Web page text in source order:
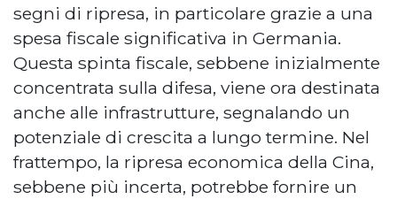
segni di ripresa, in particolare grazie a una
spesa fiscale significativa in Germania.
Questa spinta fiscale, sebbene inizialmente
concentrata sulla difesa, viene ora destinata
anche alle infrastrutture, segnalando un
potenziale di crescita a lungo termine. Nel
frattempo, la ripresa economica della Cina,
sebbene più incerta, potrebbe fornire un